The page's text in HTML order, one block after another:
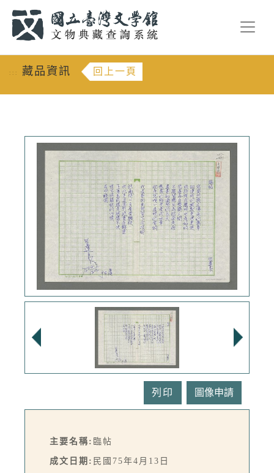
::: 藏品資訊 回上一頁
列印
主要名稱: 臨帖
成文日期: 民國75年4月13日